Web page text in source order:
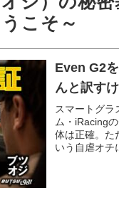
こそ～
Even G2
んと訳す
スマートグラ
ム・iRacing
体は正確。た
いう自虐オチ